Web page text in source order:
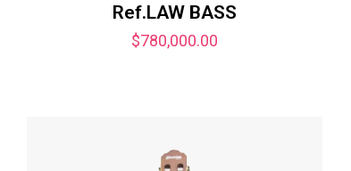
Ref.LAW BASS
$780,000.00